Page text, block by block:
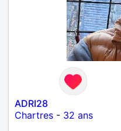
ADRI28
Chartres - 32 ans